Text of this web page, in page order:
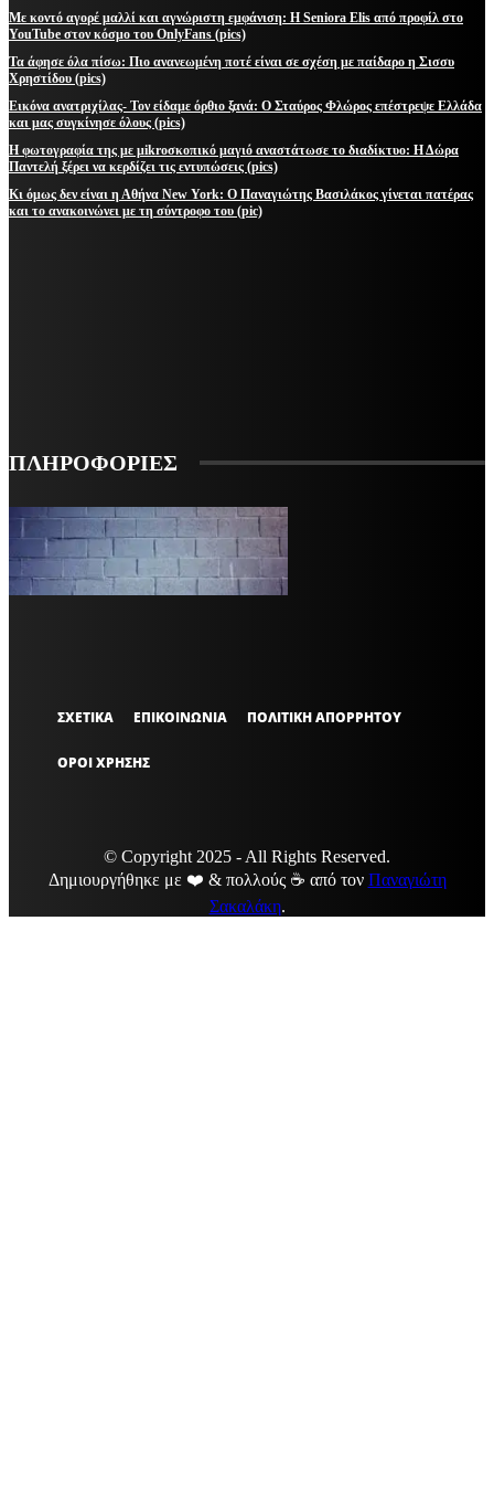
Με κοντό αγορέ μαλλί και αγνώριστη εμφάνιση: Η Seniora Elis από προφίλ στο
YouTube στον κόσμο του OnlyFans (pics)
Τα άφησε όλα πίσω: Πιο ανανεωμένη ποτέ είναι σε σχέση με παίδαρο η Σισσυ
Χρηστίδου (pics)
Εικόνα ανατριχίλας- Τον είδαμε όρθιο ξανά: Ο Σταύρος Φλώρος επέστρεψε Ελλάδα
και μας συγκίνησε όλους (pics)
Η φωτογραφία της με μikroσκοπικό μαγιό αναστάτωσε το διαδίκτυο: Η Δώρα
Παντελή ξέρει να κερδίζει τις εντυπώσεις (pics)
Κι όμως δεν είναι η Αθήνα New York: Ο Παναγιώτης Βασιλάκος γίνεται πατέρας
και το ανακοινώνει με τη σύντροφο του (pic)
ΠΛΗΡΟΦΟΡΙΕΣ
VARiEMAi
OFFICIAL
ΣΧΕΤΙΚΑ ΕΠΙΚΟΙΝΩΝΙΑ ΠΟΛΙΤΙΚΗ ΑΠΟΡΡΗΤΟΥ
ΟΡΟΙ ΧΡΗΣΗΣ
© Copyright 2025 - All Rights Reserved.
Δημιουργήθηκε με ❤️ & πολλούς ☕ από τον Παναγιώτη
Σακαλάκη.